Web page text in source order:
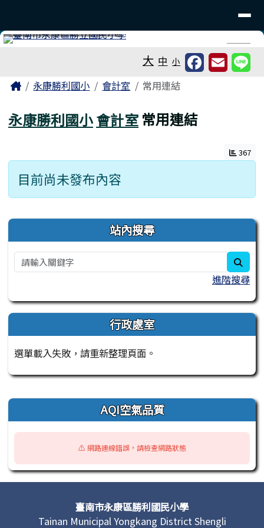
⏸
大 中 小
主內容區域
Home永康勝利國小 會計室 常用連結
永康勝利國小會計室 常用連結
367
目前尚未發布內容
左邊區域內容 站內搜尋
進階搜尋
行政處室
選單載入失敗，請重新整理頁面。
右邊區域內容 AQI空氣品質
⚠️ 網路連線錯誤，請檢查網路狀態
頁尾區域
頁尾區域內容臺南市永康區勝利國民小學
Tainan Municipal Yongkang District Shengli